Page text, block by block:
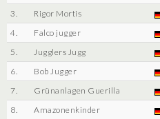
3.
Rigor Mortis
4.
Falco jugger
5.
Jugglers Jugg
6.
Bob Jugger
7.
Grünanlagen Guerilla
8.
Amazonenkinder